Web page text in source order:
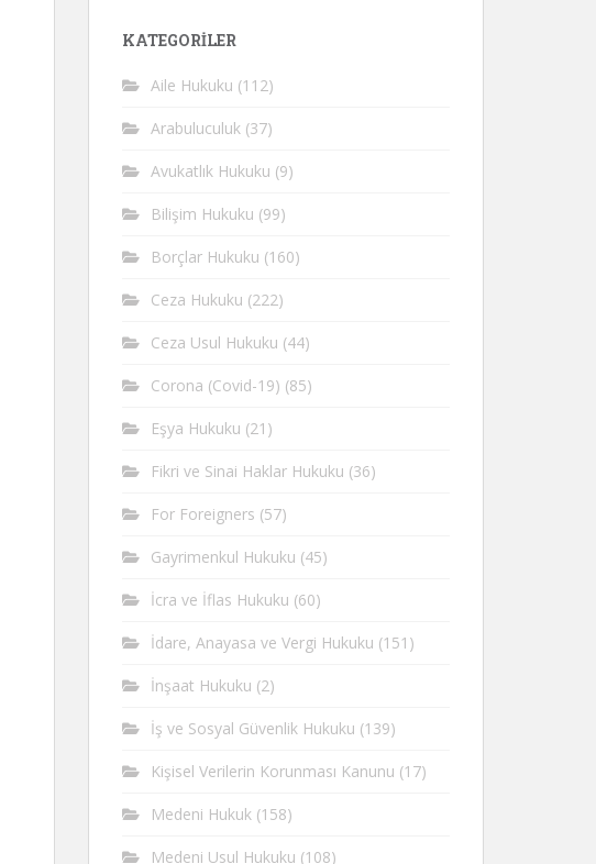
KATEGORİLER
Aile Hukuku (112)
Arabuluculuk (37)
Avukatlık Hukuku (9)
Bilişim Hukuku (99)
Borçlar Hukuku (160)
Ceza Hukuku (222)
Ceza Usul Hukuku (44)
Corona (Covid-19) (85)
Eşya Hukuku (21)
Fikri ve Sinai Haklar Hukuku (36)
For Foreigners (57)
Gayrimenkul Hukuku (45)
İcra ve İflas Hukuku (60)
İdare, Anayasa ve Vergi Hukuku (151)
İnşaat Hukuku (2)
İş ve Sosyal Güvenlik Hukuku (139)
Kişisel Verilerin Korunması Kanunu (17)
Medeni Hukuk (158)
Medeni Usul Hukuku (108)